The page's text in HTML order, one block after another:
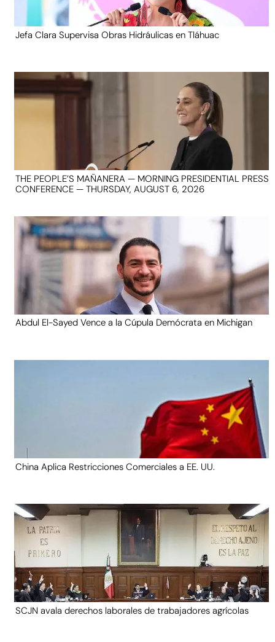
Jefa Clara Supervisa Obras Hidráulicas en Tláhuac
THE PEOPLE’S MAÑANERA — MORNING PRESIDENTIAL PRESS
CONFERENCE — THURSDAY, AUGUST 6, 2026
Abdul El-Sayed Vence a la Cúpula Demócrata en Michigan
China Aplica Restricciones Comerciales a EE. UU.
SCJN avala derechos laborales de trabajadores agrícolas